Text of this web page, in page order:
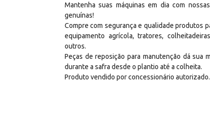
Mantenha suas máquinas em dia com
genuínas!
Compre com segurança e qualidade produtos
equipamento agrícola, tratores,
outros.
Peças de reposição para manutenção dá sua
durante a safra desde o plantio até a colheita.
Produto vendido por concessionário autorizado.